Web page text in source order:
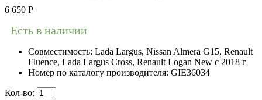
6 650 Р
Есть в наличии
Совместимость: Lada Largus, Nissan Almera G15, Renault
Fluence, Lada Largus Cross, Renault Logan New с 2018 г
Номер по каталогу производителя: GIE36034
Кол-во: